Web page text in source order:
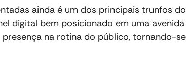
ainda é um dos principais trunfos do
digital bem posicionado em uma avenida
na rotina do público, tornando-se